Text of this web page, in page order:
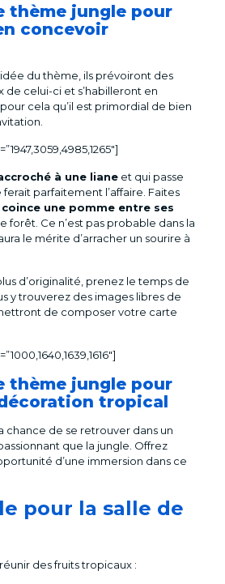
thème jungle pour
concevoir
du thème, ils prévoiront des
de celui-ci et s’habilleront en
cela qu’il est primordial de bien
à une lianeet qui passe
ferait parfaitement l’affaire. Faites
une pomme entre ses
forêt. Ce n’est pas probable dans la
le mérite d’arracher un sourire à
d’originalité, prenez le temps de
y trouverez des images libres de
de composer votre carte
thème jungle pour
tropical
chance de se retrouver dans un
que la jungle. Offrez
d’une immersion dans ce
pour la salle de
des fruits tropicaux :